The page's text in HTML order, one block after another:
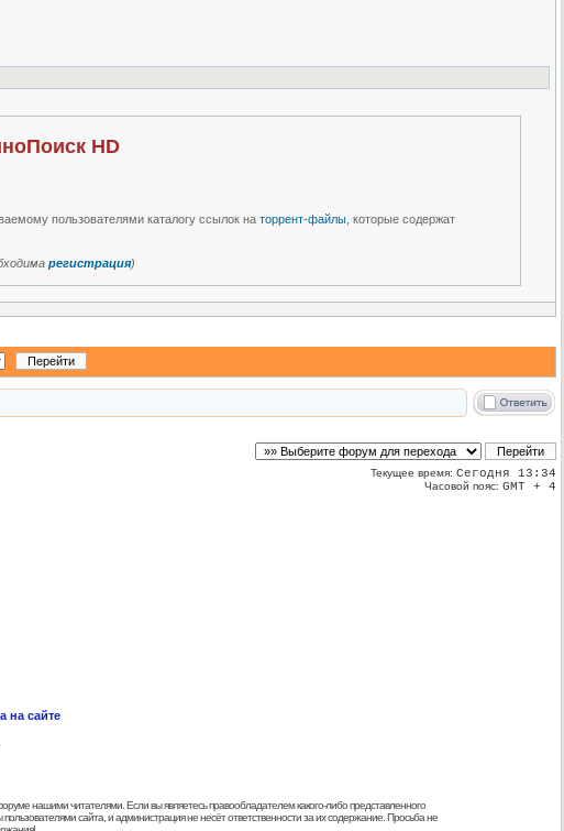
HD
пользователями каталогу ссылок наторрент-файлы , которые содержат
регистрация)
Текущее время: Сегодня 13:34
Часовой пояс: GMT + 4
на сайте
нашими читателями. Если вы являетесь правообладателем какого-либо представленного
сайта, и администрация не несёт ответственности за их содержание. Просьба не